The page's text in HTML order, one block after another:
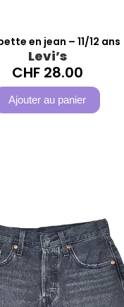
en jean – 11/12 ans
Levi’s
CHF28.00
Ajouter au panier